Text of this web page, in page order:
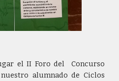
el II Foro del Concurso
nuestro alumnado de Ciclos